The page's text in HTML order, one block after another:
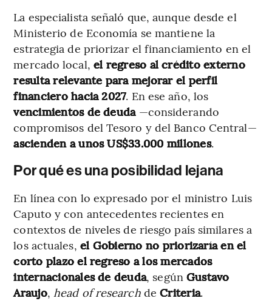
La especialista señaló que, aunque desde el
Ministerio de Economía se mantiene la
estrategia de priorizar el financiamiento en el
mercado local, el regreso al crédito externo
resulta relevante para mejorar el perfil
financiero hacia 2027. En ese año, los
vencimientos de deuda—considerando
compromisos del Tesoro y del Banco Central—
ascienden a unos US$33.000 millones.
Por qué es una posibilidad lejana
En línea con lo expresado por el ministro Luis
Caputo y con antecedentes recientes en
contextos de niveles de riesgo país similares a
los actuales, el Gobierno no priorizaría en el
corto plazo el regreso a los mercados
internacionales de deuda, según Gustavo
Araujo,head of researchdeCriteria.